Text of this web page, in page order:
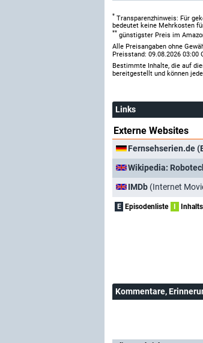
* Transparenzhinweis: Für
bedeutet keine Mehrkosten
** günstigster Preis im
Alle Preisangaben ohne
Preisstand: 09.08.2026 03:00
Bestimmte Inhalte, die auf
bereitgestellt und können
Links
Externe Websites
Fernsehserien.de
Wikipedia:
IMDb (Internet
E Episodenliste
Kommentare,